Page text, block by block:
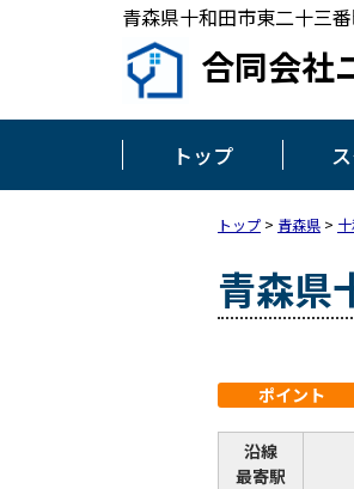
青森県十和田市東二十三
合同会社
トップ
トップ > 青森県 >
青森県
ポイント
沿線
最寄駅